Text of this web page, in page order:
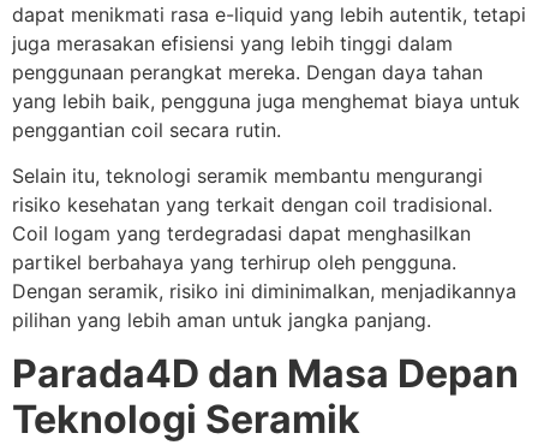
dapat menikmati rasa e-liquid yang lebih autentik, tetapi
juga merasakan efisiensi yang lebih tinggi dalam
penggunaan perangkat mereka. Dengan daya tahan
yang lebih baik, pengguna juga menghemat biaya untuk
penggantian coil secara rutin.
Selain itu, teknologi seramik membantu mengurangi
risiko kesehatan yang terkait dengan coil tradisional.
Coil logam yang terdegradasi dapat menghasilkan
partikel berbahaya yang terhirup oleh pengguna.
Dengan seramik, risiko ini diminimalkan, menjadikannya
pilihan yang lebih aman untuk jangka panjang.
Parada4D dan Masa Depan
Teknologi Seramik